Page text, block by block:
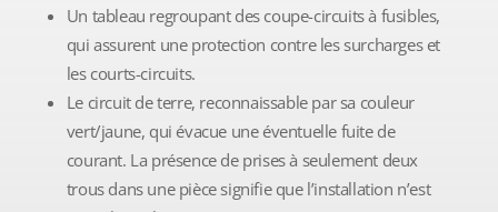
Un tableau regroupant des coupe-circuits à fusibles,
qui assurent une protection contre les surcharges et
les courts-circuits.
Le circuit de terre, reconnaissable par sa couleur
vert/jaune, qui évacue une éventuelle fuite de
courant. La présence de prises à seulement deux
trous dans une pièce signifie que l’installation n’est